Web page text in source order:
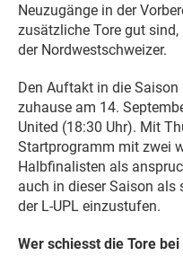
Neuzugänge in der
zusätzliche Tore gut
der Nordwestschweizer.
Den Auftakt in die
zuhause am 14.
United (18:30 Uhr). Mit
Startprogramm mit zwei
Halbfinalisten als
auch in dieser Saison als
der L-UPL einzustufen.
Wer schiesst die Tore